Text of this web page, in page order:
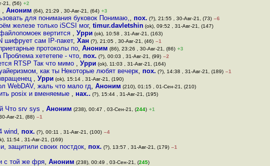
21, (56) +2
, Аноним (64), 21:29 , 30-Авг-21, (64) +3
для понимания буковок Понимаю,, пох. (?), 21:55 , 30-Авг-21, (73) –6
железе только iSCSI мог, timur.davletshin (ok), 09:52 , 31-Авг-21, (147)
вертится , Урри (ok), 10:58 , 31-Авг-21, (163)
шифрует сам IP-пакет, Хан (?), 21:05 , 30-Авг-21, (46) –1
протоколы по, Аноним (86), 23:26 , 30-Авг-21, (86) +3
Проблема хететепе - что, пох. (?), 00:03 , 31-Авг-21, (99) –2
RTSP Так что мимо , Урри (ok), 11:03 , 31-Авг-21, (164)
как ты Некоторые любят вечерк, пох. (?), 14:38 , 31-Авг-21, (189) –1
, Урри (ok), 15:14 , 31-Авг-21, (190)
WebDAV, жаль что мало гд, Аноним (210), 01:15 , 01-Сен-21, (210)
posix и вменяемые , нах.. (?), 15:44 , 31-Авг-21, (195)
Что srv sys , Аноним (238), 00:47 , 03-Сен-21, (244) +1
Авг-21, (88) –1
wind, пох. (?), 00:11 , 31-Авг-21, (100) –4
11:54 , 31-Авг-21, (169)
защитили своих постдок, пох. (?), 13:57 , 31-Авг-21, (179) –1
с той же фря, Аноним (238), 00:49 , 03-Сен-21, (245)